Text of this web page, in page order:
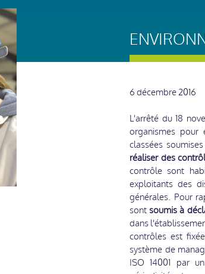
6 décembre 2016
L'arrêté du 18
organismes pour
classées
réaliser des
contrôle sont
exploitants des
générales. Pour
sontsoumis à
dans
contrôles est
système de
ISO 14001 par